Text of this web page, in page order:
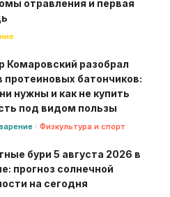
отравления и первая
Комаровский разобрал
протеиновых батончиков:
нужны и как не купить
под видом пользы
Физкультура и спорт
бури 5 августа 2026 в
прогноз солнечной
на сегодня